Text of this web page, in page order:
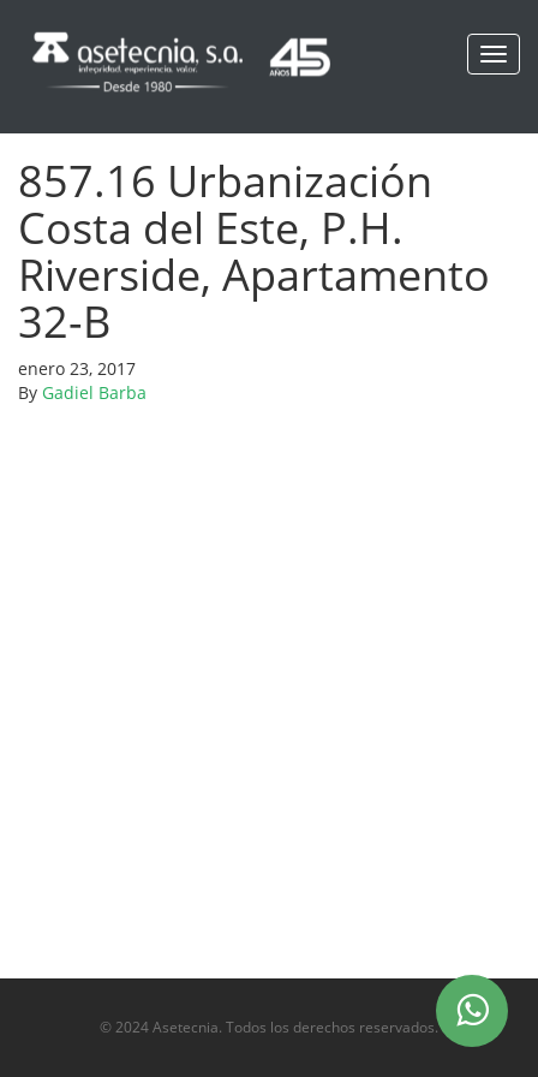
857.16 Urbanización
Costa del Este, P.H.
Riverside, Apartamento
32-B
enero 23, 2017
By Gadiel Barba
© 2024 Asetecnia. Todos los derechos reservados.